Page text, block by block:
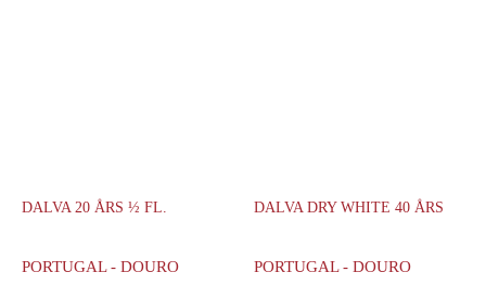
DALVA 20 ÅRS ½ FL.
PORTUGAL - DOURO
DALVA DRY WHITE 40 ÅRS
PORTUGAL - DOURO